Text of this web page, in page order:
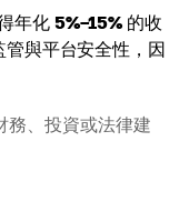
年化 5%–15% 的收
與平台安全性，因
務、投資或法律建